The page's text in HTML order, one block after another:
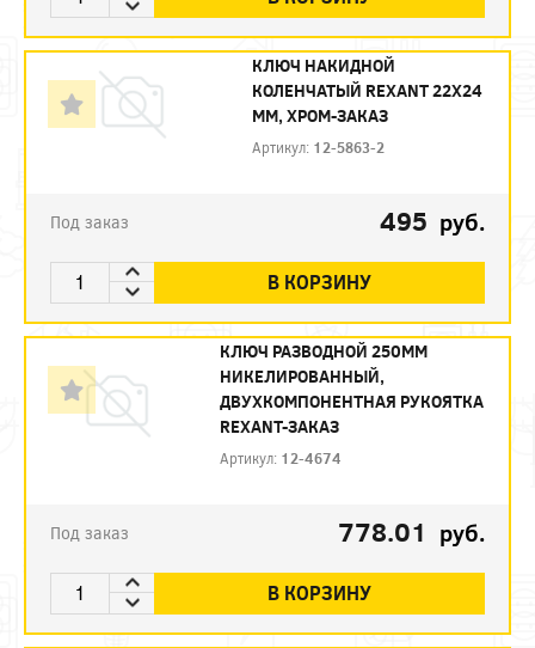
КЛЮЧ НАКИДНОЙ
КОЛЕНЧАТЫЙ REXANT 22Х24
ММ, ХРОМ-ЗАКАЗ
Артикул: 12-5863-2
Под заказ 495 руб.
В КОРЗИНУ
КЛЮЧ РАЗВОДНОЙ 250ММ
НИКЕЛИРОВАННЫЙ,
ДВУХКОМПОНЕНТНАЯ РУКОЯТКА
REXANT-ЗАКАЗ
Артикул: 12-4674
Под заказ 778.01 руб.
В КОРЗИНУ